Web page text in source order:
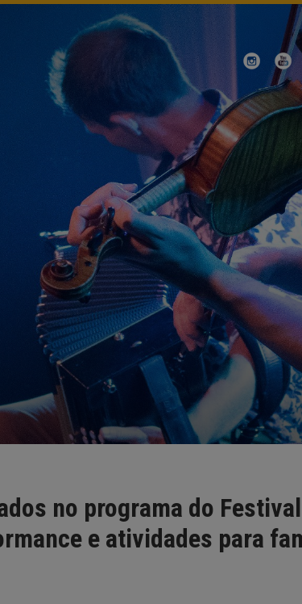
no programa do
e atividades para